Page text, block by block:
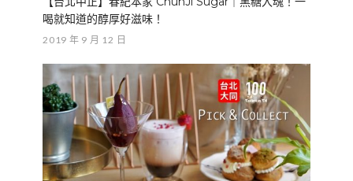
喝就知道的醇厚好滋味！
2019 年 9 月 12 日